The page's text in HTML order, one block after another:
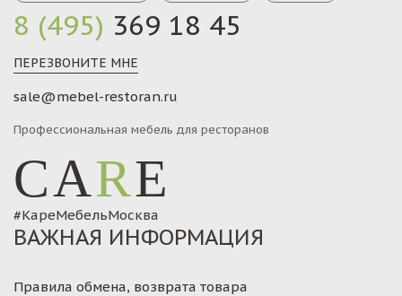
8 (495) 369 18 45
ПЕРЕЗВОНИТЕ МНЕ
sale@mebel-restoran.ru
Профессиональная мебель для ресторанов
CARE
#КареМебельМосква
ВАЖНАЯ ИНФОРМАЦИЯ
Правила обмена, возврата товара